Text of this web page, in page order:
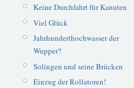
Keine Durchfahrt für Kanuten
Viel Glück
Jahrhunderthochwasser der
Wupper?
Solingen und seine Brücken
Einzug der Rollatoren!